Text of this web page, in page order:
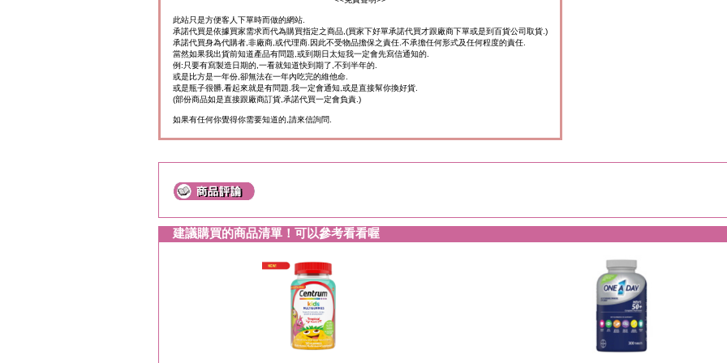
此站只是方便客人下單時而做的網站.
承諾代買是依據買家需求而代為購買指定之商品,(買家下好單承諾代買才跟廠商下單或是到百貨公司取貨.)
承諾代買身為代購者,非廠商,或代理商.因此不受物品擔保之責任.不承擔任何形式及任何程度的責任.
當然如果我出貨前知道產品有問題,或到期日太短我一定會先寫信通知的.
例:只要有寫製造日期的,一看就知道快到期了,不到半年的.
或是比方是一年份,卻無法在一年內吃完的維他命.
或是瓶子很髒,看起來就是有問題.我一定會通知,或是直接幫你換好貨.
(部份商品如是直接跟廠商訂貨,承諾代買一定會負責.)
如果有任何你覺得你需要知道的,請來信詢問.
建議購買的商品清單！可以參考看看喔